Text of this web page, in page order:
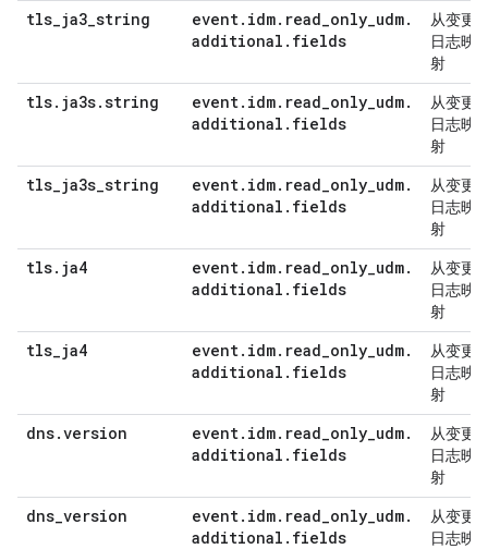
tls_ja3_string event. idm. read_only_udm.
additional . fields
从变更
日志映
射
tls. ja3s.string event. idm. read_only_udm.
additional . fields
从变更
日志映
射
tls_ja3s_string event. idm. read_only_udm.
additional . fields
从变更
日志映
射
tls. ja4 event. idm. read_only_udm.
additional . fields
从变更
日志映
射
tls_ja4 event. idm. read_only_udm.
additional . fields
从变更
日志映
射
dns.version event. idm. read_only_udm.
additional . fields
从变更
日志映
射
dns_version event. idm. read_only_udm.
additional . fields
从变更
日志映